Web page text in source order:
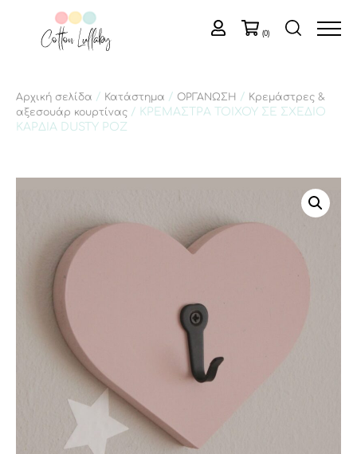
(0)
Αρχική σελίδα / Κατάστημα / ΟΡΓΑΝΩΣΗ / Κρεμάστρες &
αξεσουάρ κουρτίνας / ΚΡΕΜΑΣΤΡΑ ΤΟΙΧΟΥ ΣΕ ΣΧΕΔΙΟ
ΚΑΡΔΙΑ DUSTY ΡΟΖ